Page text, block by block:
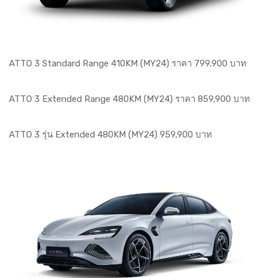
ATTO 3 Standard Range 410KM (MY24) ราคา 799,900 บาท
ATTO 3 Extended Range 480KM (MY24) ราคา 859,900 บาท
ATTO 3 รุ่น Extended 480KM (MY24) 959,900 บาท